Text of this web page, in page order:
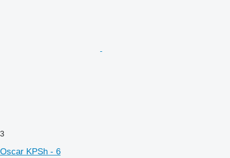
3
Oscar KPSh - 6